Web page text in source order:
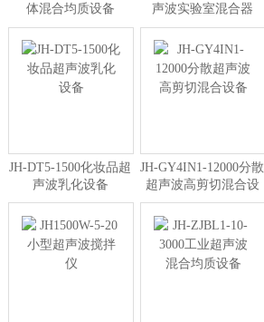
体混合均质设备
声波实验室混合器
JH-DT5-1500化妆品超
声波乳化设备
JH-GY4IN1-12000分散
超声波高剪切混合设
备